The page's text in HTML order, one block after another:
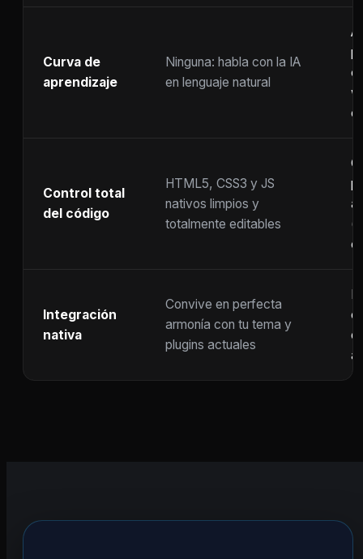
Curva de
aprendizaje
Ninguna: habla con la IA
en lenguaje natural
Control total
del código
HTML5, CSS3 y JS
nativos limpios y
totalmente editables
Integración
nativa
Convive en perfecta
armonía con tu tema y
plugins actuales